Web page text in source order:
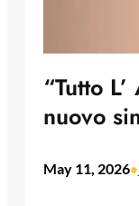
“Tutto
nuovo
May 11, 2026•